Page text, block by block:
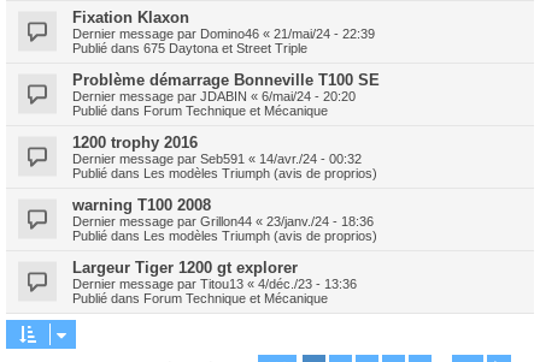
Fixation Klaxon
Dernier message par Domino46 « 21/mai/24 - 22:39
Publié dans 675 Daytona et Street Triple
Problème démarrage Bonneville T100 SE
Dernier message par JDABIN « 6/mai/24 - 20:20
Publié dans Forum Technique et Mécanique
1200 trophy 2016
Dernier message par Seb591 « 14/avr./24 - 00:32
Publié dans Les modèles Triumph (avis de proprios)
warning T100 2008
Dernier message par Grillon44 « 23/janv./24 - 18:36
Publié dans Les modèles Triumph (avis de proprios)
Largeur Tiger 1200 gt explorer
Dernier message par Titou13 « 4/déc./23 - 13:36
Publié dans Forum Technique et Mécanique